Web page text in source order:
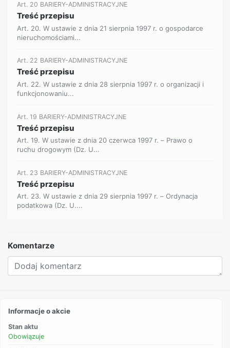
Art. 20 BARIERY-ADMINISTRACYJNE
Treść przepisu
Art. 20. W ustawie z dnia 21 sierpnia 1997 r. o gospodarce
nieruchomościami...
Art. 22 BARIERY-ADMINISTRACYJNE
Treść przepisu
Art. 22. W ustawie z dnia 28 sierpnia 1997 r. o organizacji i
funkcjonowaniu...
Art. 19 BARIERY-ADMINISTRACYJNE
Treść przepisu
Art. 19. W ustawie z dnia 20 czerwca 1997 r. – Prawo o
ruchu drogowym (Dz. U...
Art. 23 BARIERY-ADMINISTRACYJNE
Treść przepisu
Art. 23. W ustawie z dnia 29 sierpnia 1997 r. – Ordynacja
podatkowa (Dz. U....
Komentarze
Informacje o akcie
Stan aktu
Obowiązuje